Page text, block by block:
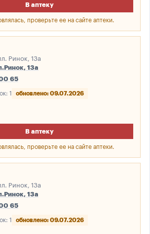
В аптеку
проверьте ее на сайте аптеки.
Ринок, 13а
13а
65
1 обновлено: 09.07.2026
В аптеку
проверьте ее на сайте аптеки.
Ринок, 13а
13а
65
1 обновлено: 09.07.2026